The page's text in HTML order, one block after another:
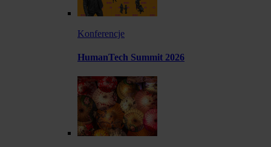
Konferencje
HumanTech Summit 2026